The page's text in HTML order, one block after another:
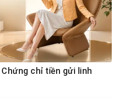
chỉ tiền gửi linh